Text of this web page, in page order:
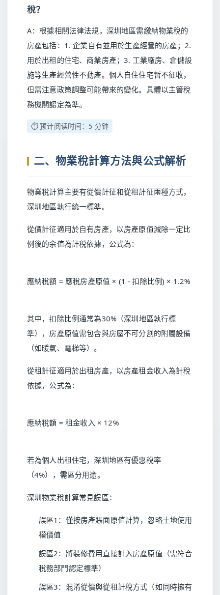
稅？
A：根據相關法律法規，深圳地區需繳納物業稅的
房產包括：1. 企業自有並用於生產經營的房產；2.
用於出租的住宅、商業房產；3. 工業廠房、倉儲設
施等生產經營性不動產。個人自住住宅暫不征收，
但需注意政策調整可能帶來的變化。具體以主管稅
務機關認定為準。
⏱️ 预计阅读时间：5 分钟
二、物業稅計算方法與公式解析
物業稅計算主要有從價計征和從租計征兩種方式，
深圳地區執行統一標準。
從價計征適用於自有房產，以房產原值減除一定比
例後的余值為計稅依據，公式為：
應納稅額 = 應稅房產原值 × (1 - 扣除比例) × 1.2%
其中，扣除比例通常為30%（深圳地區執行標
準），房產原值需包含與房屋不可分割的附屬設備
（如暖氣、電梯等）。
從租計征適用於出租房產，以房產租金收入為計稅
依據，公式為：
應納稅額 = 租金收入 × 12%
若為個人出租住宅，深圳地區有優惠稅率
（4%），需區分用途。
深圳物業稅計算常見誤區：
誤區1：僅按房產賬面原值計算，忽略土地使用
權價值
誤區2：將裝修費用直接計入房產原值（需符合
稅務部門認定標準）
誤區3：混淆從價與從租計稅方式（如同時擁有